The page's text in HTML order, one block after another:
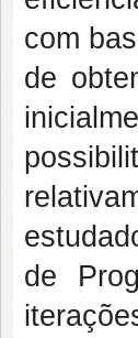
com
de
de